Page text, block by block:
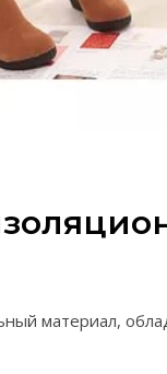
материал,